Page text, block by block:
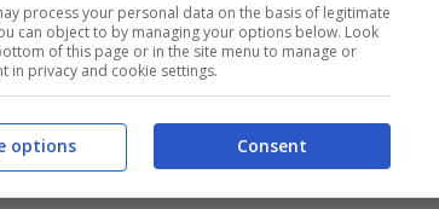
process your personal data on the basis of legitimate
can object to by managing your options below. Look
of this page or in the site menu to manage or
in privacy and cookie settings.
Consent
options